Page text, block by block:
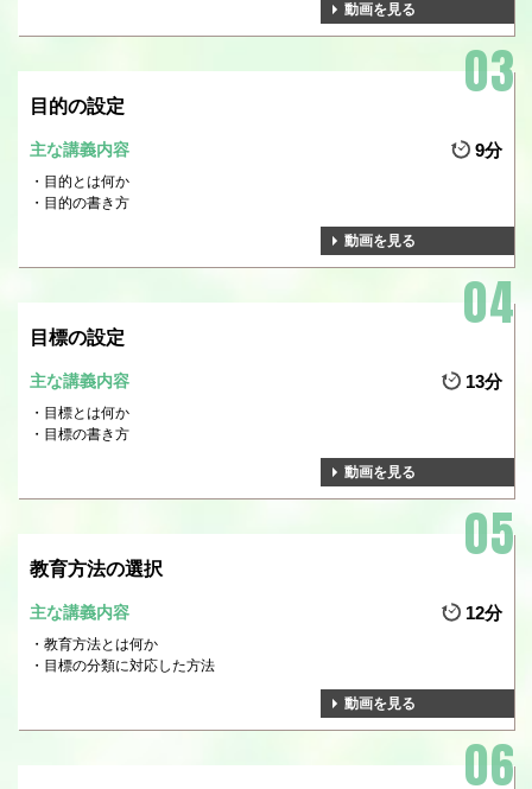
動画を見る
目的の設定
主な講義内容 9分
目的とは何か
目的の書き方
動画を見る
目標の設定
主な講義内容 13分
目標とは何か
目標の書き方
動画を見る
教育方法の選択
主な講義内容 12分
教育方法とは何か
目標の分類に対応した方法
動画を見る